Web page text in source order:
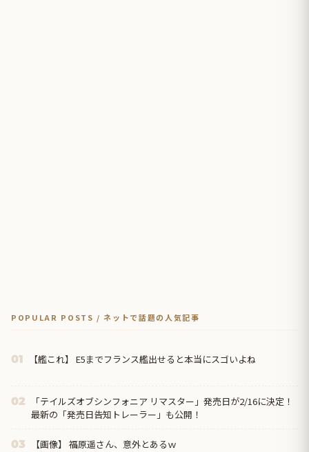
POPULAR POSTS / ネットで話題の人気記事
01 【艦これ】 E5までフランス艦出せると本当にスゴいよね
02
「テイルズオブシンフォニア リマスター」発売日が2/16に決定！
最新の「発売日告知トレーラー」も公開！
03 【画像】 福原遥さん、意外とあるｗ